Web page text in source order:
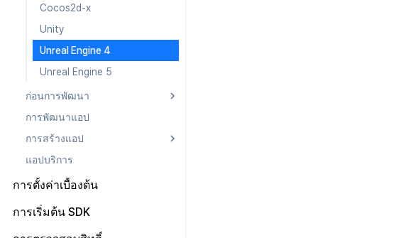
Unreal Engine 5
Unreal Engine 4
Unreal Engine 5
Unity
Unreal Engine 4
Unreal Engine 5
Unreal Engine 5
Unreal Engine 4
Unreal Engine 5
Cocos2d-x
Unity
Unreal Engine 4
Unreal Engine 5
ก่อนการพัฒนา
Android
iOS
Cocos2d-x
Unity
Unreal Engine 4
การพัฒนาแอป
การสร้างแอป
Android
iOS
Unity Android
แอปบริการ
การตั้งค่าเบื้องต้น
ไฟล์การตั้งค่า
การเริ่มต้น SDK